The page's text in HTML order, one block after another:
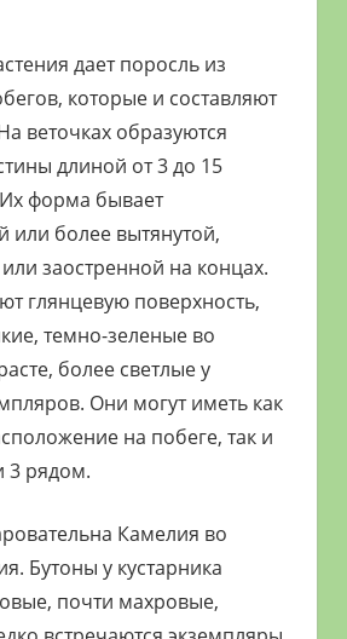
дает поросль из
которые и составляют
веточках образуются
длиной от 3 до 15
форма бывает
или более вытянутой,
заостренной на концах.
глянцевую поверхность,
темно-зеленые во
более светлые у
Они могут иметь как
на побеге, так и
3 рядом.
Камелия во
Бутоны у кустарника
почти махровые,